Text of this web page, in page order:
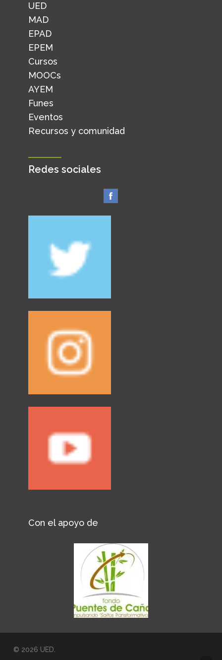
UED
MAD
EPAD
EPEM
Cursos
MOOCs
AYEM
Funes
Eventos
Recursos y comunidad
Redes sociales
Con el apoyo de
© 2026 UED.